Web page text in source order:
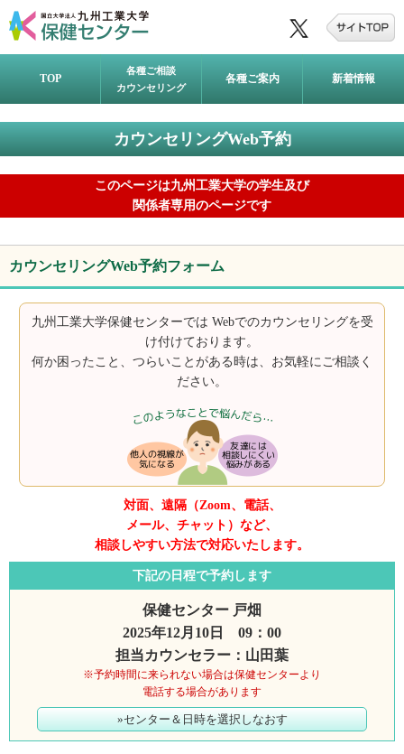
TOP
各種ご相談
カウンセリング
各種ご案内 新着情報
カウンセリングWeb予約
このページは九州工業大学の学生及び
関係者専用のページです
カウンセリングWeb予約フォーム
九州工業大学保健センターでは Webでのカウンセリングを受
け付けております。
何か困ったこと、つらいことがある時は、お気軽にご相談く
ださい。
対面、遠隔（Zoom、電話、
メール、チャット）など、
相談しやすい方法で対応いたします。
下記の日程で予約します
保健センター 戸畑
2025年12月10日 09：00
担当カウンセラー：山田葉
※予約時間に来られない場合は保健センターより
電話する場合があります
»センター＆日時を選択しなおす